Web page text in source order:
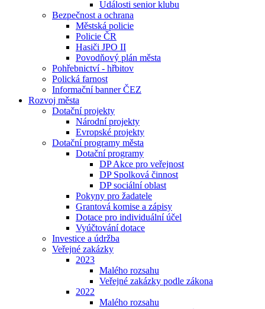
Události senior klubu
Bezpečnost a ochrana
Městská policie
Policie ČR
Hasiči JPO II
Povodňový plán města
Pohřebnictví - hřbitov
Polická farnost
Informační banner ČEZ
Rozvoj města
Dotační projekty
Národní projekty
Evropské projekty
Dotační programy města
Dotační programy
DP Akce pro veřejnost
DP Spolková činnost
DP sociální oblast
Pokyny pro žadatele
Grantová komise a zápisy
Dotace pro individuální účel
Vyúčtování dotace
Investice a údržba
Veřejné zakázky
2023
Malého rozsahu
Veřejné zakázky podle zákona
2022
Malého rozsahu